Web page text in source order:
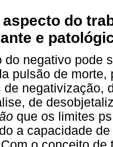
aspecto do
e
do negativo pode
pulsão de morte,
de negativização,
de
que os limites
a capacidade